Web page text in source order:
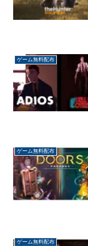
ゲーム無料配布
ゲーム無料配布
ゲーム無料配布